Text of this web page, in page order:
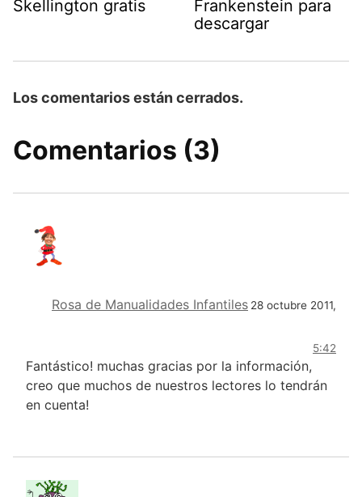
Skellington gratis
Frankenstein para
descargar
Los comentarios están cerrados.
Comentarios (3)
Rosa de Manualidades Infantiles 28 octubre 2011,
5:42
Fantástico! muchas gracias por la información,
creo que muchos de nuestros lectores lo tendrán
en cuenta!